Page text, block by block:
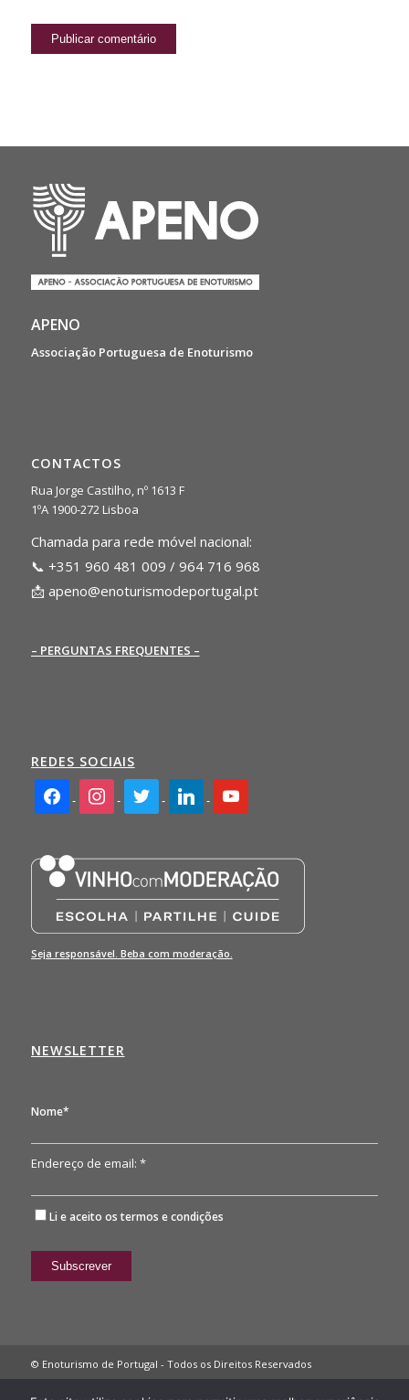
APENO
Associação Portuguesa de Enoturismo
CONTACTOS
Rua Jorge Castilho, nº 1613 F
1ºA 1900-272 Lisboa
Chamada para rede móvel nacional:
📞 +351 960 481 009 / 964 716 968
📩 apeno@enoturismodeportugal.pt
– PERGUNTAS FREQUENTES –
REDES SOCIAIS
facebook2instagramtwitter linkedin youtube
Seja responsável. Beba com moderação.
NEWSLETTER
Nome*
Endereço de email: *
Li e aceito os termos e condições
© Enoturismo de Portugal - Todos os Direitos Reservados
Política de Privacidade